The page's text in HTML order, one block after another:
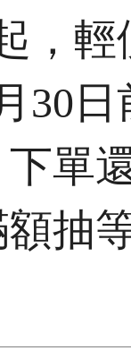
，
30
單
抽